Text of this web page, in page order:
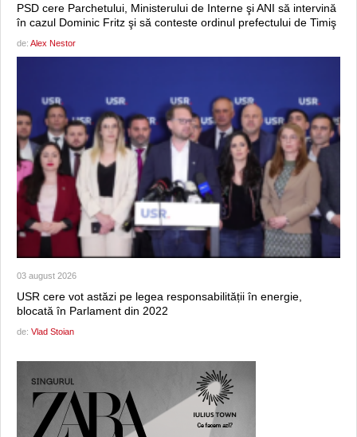
PSD cere Parchetului, Ministerului de Interne şi ANI să intervină
în cazul Dominic Fritz şi să conteste ordinul prefectului de Timiş
de: Alex Nestor
03 august 2026
USR cere vot astăzi pe legea responsabilității în energie,
blocată în Parlament din 2022
de: Vlad Stoian